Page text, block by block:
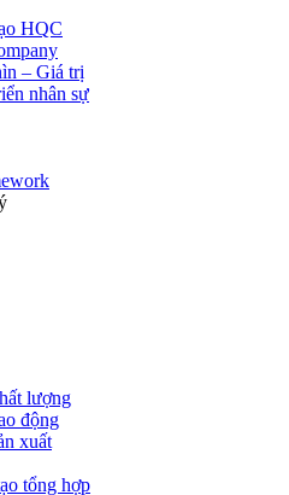
HQC
– Giá trị
nhân sự
lượng
động
xuất
tổng hợp